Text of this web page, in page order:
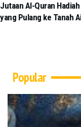
Jutaan Al-Quran
yang Pulang ke Tanah
Popular